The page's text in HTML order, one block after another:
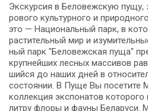
Экс­кур­сия в Беловежскую
ро­во­го куль­тур­но­го и
это — На­ци­о­наль­ный парк, в
рас­ти­тель­ный мир и
ный парк "Бе­ло­веж­ская пу­ща"
круп­ней­ших лесных массивов
ший­ся до на­ших дней в
состоянии. В Пу­ще Вы по­се­ти­те
кол­лек­ция экс­по­на­тов
лит­ру фло­ры и фа­у­ны Бе­ла­ру­си.